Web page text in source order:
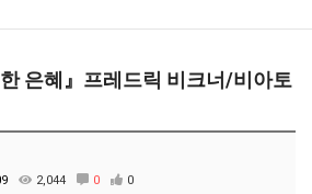
한 은혜』프레드릭 비크너/비아토
2,044 0 0